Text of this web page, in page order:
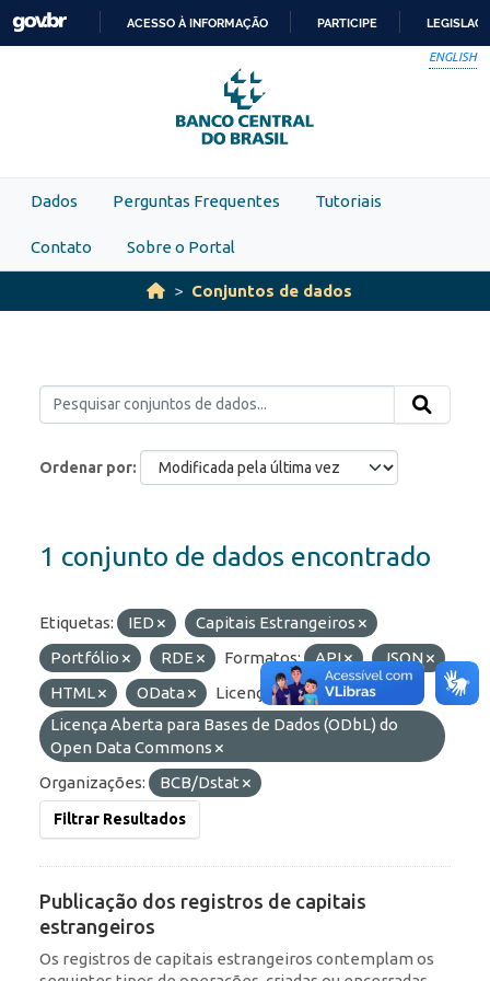
Skip to main content
PARA
O
CONTEÚDO
ACESSO À INFORMAÇÃO PARTICIPE
ENGLISH
Dados Perguntas Frequentes Tutoriais
Contato Sobre o Portal
Conjuntos de dados
Ordenar por
1 conjunto de dados encontrado
Etiquetas: IED
Capitais Estrangeiros
Portfólio
RDE Formatos: API
JSON
HTML
OData
Licenças:
Licença Aberta para Bases de Dados (ODbL) do
Open Data Commons
Organizações:
BCB/Dstat
Filtrar Resultados
Publicação dos registros de capitais
estrangeiros
Os registros de capitais estrangeiros contemplam os